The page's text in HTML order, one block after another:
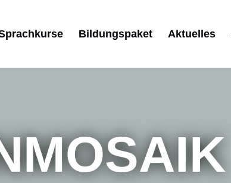
Bildungspaket Aktuelles